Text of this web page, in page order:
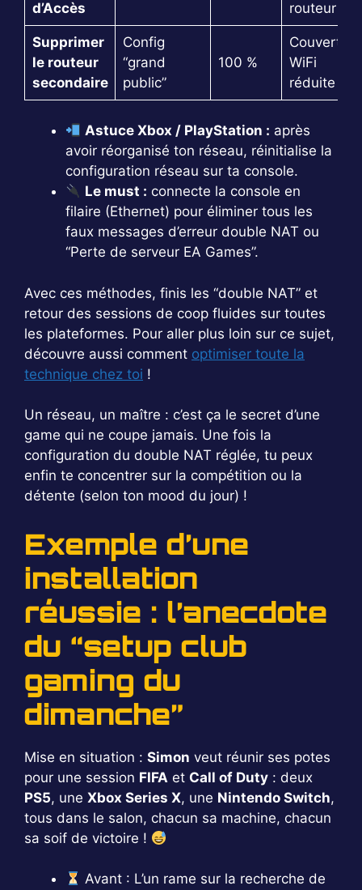
d’Accès routeur
Supprimer
le routeur
secondaire
Config
“grand
public”
100 %
Couverture
WiFi
réduite (?)
Astuce Xbox / PlayStation : après
avoir réorganisé ton réseau, réinitialise la
configuration réseau sur ta console.
Le must : connecte la console en
filaire (Ethernet) pour éliminer tous les
faux messages d’erreur double NAT ou
“Perte de serveur EA Games”.
Avec ces méthodes, finis les “double NAT” et
retour des sessions de coop fluides sur toutes
les plateformes. Pour aller plus loin sur ce sujet,
découvre aussi comment optimiser toute la
technique chez toi !
Un réseau, un maître : c’est ça le secret d’une
game qui ne coupe jamais. Une fois la
configuration du double NAT réglée, tu peux
enfin te concentrer sur la compétition ou la
détente (selon ton mood du jour) !
Exemple d’une
installation
réussie : l’anecdote
du “setup club
gaming du
dimanche”
Mise en situation : Simon veut réunir ses potes
pour une session FIFA et Call of Duty : deux
PS5, une Xbox Series X, une Nintendo Switch,
tous dans le salon, chacun sa machine, chacun
sa soif de victoire !
Avant : L’un rame sur la recherche de